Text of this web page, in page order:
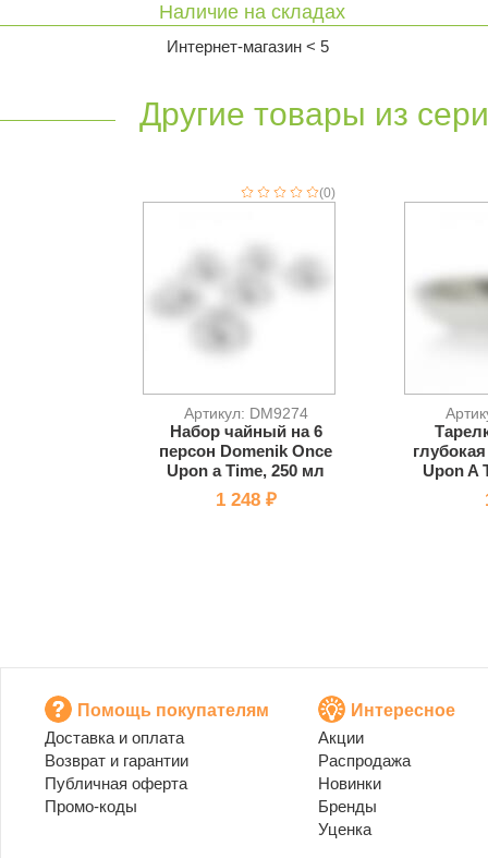
Наличие на складах
Интернет-магазин < 5
Другие товары из
(0)
Артикул: DM9274
Набор чайный на 6
персон Domenik Once
Upon a Time, 250 мл
1 248 ₽
Upon A
Помощь покупателям
Доставка и оплата
Возврат и гарантии
Публичная оферта
Промо-коды
Интересное
Акции
Распродажа
Новинки
Бренды
Уценка